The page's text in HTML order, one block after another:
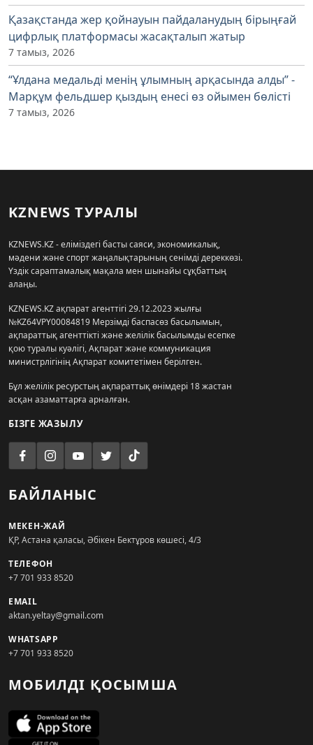
Қазақстанда жер қойнауын пайдаланудың бірыңғай
цифрлық платформасы жасақталып жатыр
7 тамыз, 2026
“Ұлдана медальді менің ұлымның арқасында алды” -
Марқұм фельдшер қыздың енесі өз ойымен бөлісті
7 тамыз, 2026
KZNEWS ТУРАЛЫ
KZNEWS.KZ - еліміздегі басты саяси, экономикалық,
мәдени және спорт жаңалықтарының сенімді дереккөзі.
Үздік сараптамалық мақала мен шынайы сұқбаттың
алаңы.
KZNEWS.KZ ақпарат агенттігі 29.12.2023 жылғы
№KZ64VPY00084819 Мерзімді баспасөз басылымын,
ақпараттық агенттікті және желілік басылымды есепке
қою туралы куәлігі, Ақпарат және коммуникация
министрлігінің Ақпарат комитетімен берілген.
Бұл желілік ресурстың ақпараттық өнімдері 18 жастан
асқан азаматтарға арналған.
БІЗГЕ ЖАЗЫЛУ
БАЙЛАНЫС
МЕКЕН-ЖАЙ
ҚР, Астана қаласы, Әбікен Бектұров көшесі, 4/3
ТЕЛЕФОН
+7 701 933 8520
EMAIL
aktan.yeltay@gmail.com
WHATSAPP
+7 701 933 8520
МОБИЛДІ ҚОСЫМША